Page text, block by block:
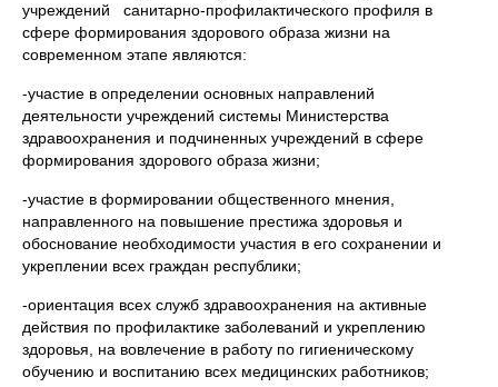
учреждений санитарно-профилактического профиля в
сфере формирования здорового образа жизни на
современном этапе являются:
-участие в определении основных направлений
деятельности учреждений системы Министерства
здравоохранения и подчиненных учреждений в сфере
формирования здорового образа жизни;
-участие в формировании общественного мнения,
направленного на повышение престижа здоровья и
обоснование необходимости участия в его сохранении и
укреплении всех граждан республики;
-ориентация всех служб здравоохранения на активные
действия по профилактике заболеваний и укреплению
здоровья, на вовлечение в работу по гигиеническому
обучению и воспитанию всех медицинских работников;